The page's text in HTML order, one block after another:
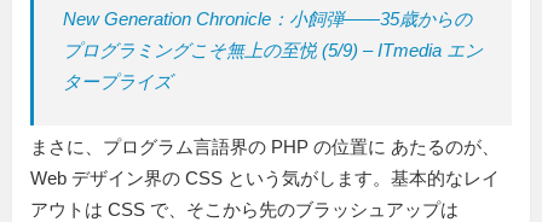
New Generation Chronicle：小飼弾――35歳からの
プログラミングこそ無上の至悦 (5/9) – ITmedia エン
タープライズ
まさに、プログラム言語界の PHP の位置に あたるのが、
Web デザイン界の CSS という気がします。基本的なレイ
アウトは CSS で、そこから先のブラッシュアップは